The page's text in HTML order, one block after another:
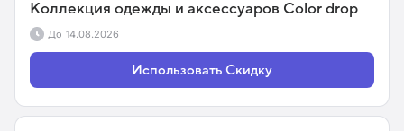
Коллекция одежды и аксессуаров Color drop
До 14.08.2026
Использовать Скидку